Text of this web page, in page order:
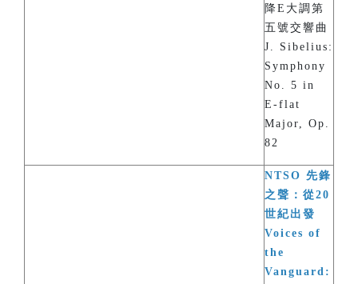
降E大調第
五號交響曲
J. Sibelius:
Symphony
No. 5 in
E-flat
Major, Op.
82
NTSO 先鋒
之聲：從20
世紀出發
Voices of
the
Vanguard: